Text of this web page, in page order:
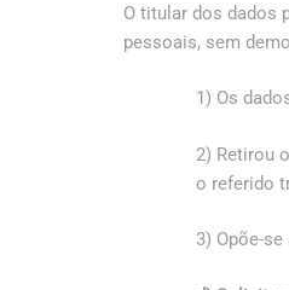
O titular dos dados
pessoais, sem
1) Os
2) Retirou
o referido
3) Opõe-